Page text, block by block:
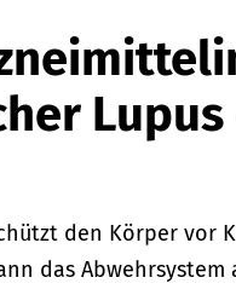
den Körper vor
das